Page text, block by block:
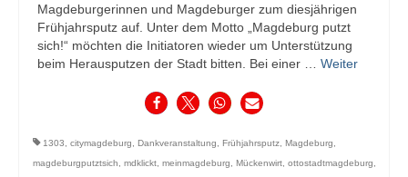
Magdeburgerinnen und Magdeburger zum diesjährigen
Frühjahrsputz auf. Unter dem Motto „Magdeburg putzt
sich!“ möchten die Initiatoren wieder um Unterstützung
beim Herausputzen der Stadt bitten. Bei einer … Weiter
1303, citymagdeburg, Dankveranstaltung, Frühjahrsputz, Magdeburg,
magdeburgputztsich, mdklickt, meinmagdeburg, Mückenwirt, ottostadtmagdeburg,